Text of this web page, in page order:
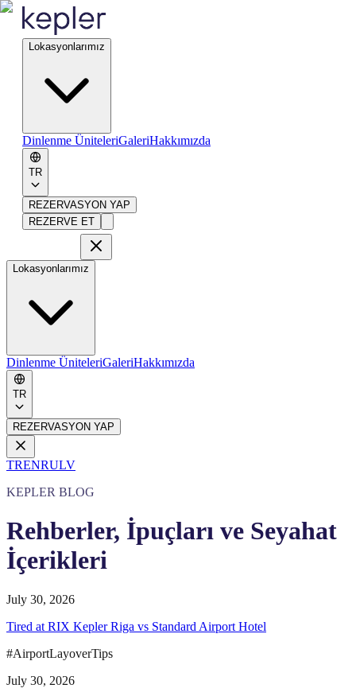
Lokasyonlarımız
Dinlenme ÜniteleriGaleriHakkımızda
TR
REZERVASYON YAP
REZERVE ET
Lokasyonlarımız
Dinlenme ÜniteleriGaleriHakkımızda
TR
REZERVASYON YAP
TRENRULV
KEPLER BLOG
Rehberler, İpuçları ve Seyahat
İçerikleri
July 30, 2026
Tired at RIX Kepler Riga vs Standard Airport Hotel
#AirportLayoverTips
July 30, 2026